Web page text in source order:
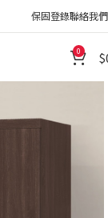
保固登錄聯絡我們
0